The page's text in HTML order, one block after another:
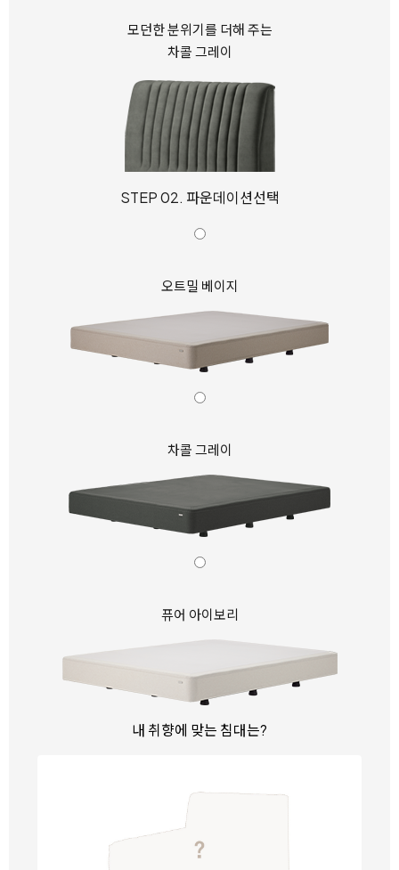
모던한 분위기를 더해 주는
차콜 그레이
STEP 02. 파운데이션선택
오트밀 베이지
차콜 그레이
퓨어 아이보리
내 취향에 맞는 침대는?